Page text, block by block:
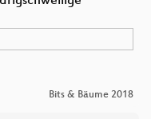
Bits & Bäume 2018